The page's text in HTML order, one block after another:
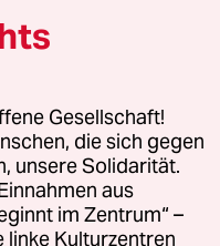
oder für Genehmigungen
Richtlinien
Gesellschaft!
die sich gegen
unsere Solidarität.
aus
im Zentrum“ –
Kulturzentren